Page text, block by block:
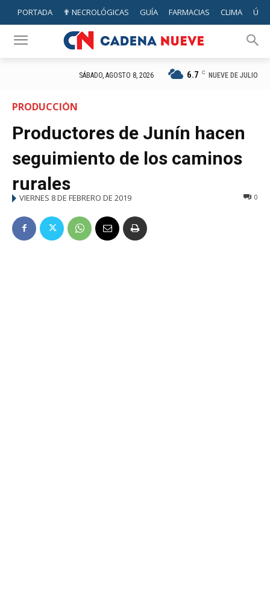
PORTADA ✟ NECROLÓGICAS GUÍA FARMACIAS CLIMA
SÁBADO, AGOSTO 8, 2026 6.7 C NUEVE DE JULIO
PRODUCCIÓN
Productores de Junín hacen
seguimiento de los caminos
rurales
VIERNES 8 DE FEBRERO DE 2019 0